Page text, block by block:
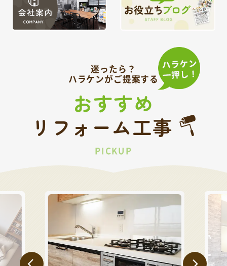
迷ったら？
ハラケンがご提案する
おすすめ
リフォーム工事
PICKUP